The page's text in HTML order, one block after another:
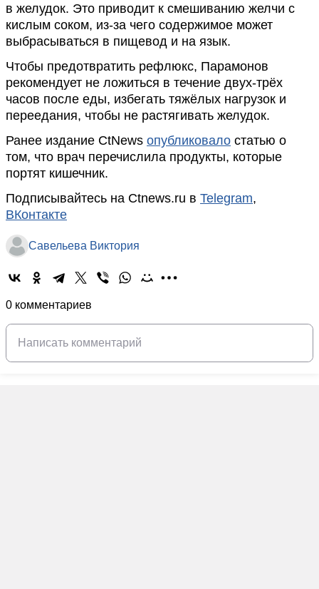
в желудок. Это приводит к смешиванию желчи с
кислым соком, из-за чего содержимое может
выбрасываться в пищевод и на язык.
Чтобы предотвратить рефлюкс, Парамонов
рекомендует не ложиться в течение двух-трёх
часов после еды, избегать тяжёлых нагрузок и
переедания, чтобы не растягивать желудок.
Ранее издание CtNews опубликовало статью о
том, что врач перечислила продукты, которые
портят кишечник.
Подписывайтесь на Ctnews.ru в Telegram,
ВКонтакте
Савельева Виктория
0 комментариев